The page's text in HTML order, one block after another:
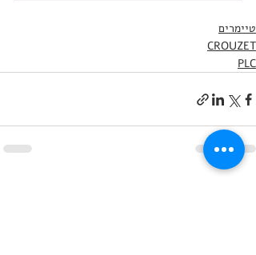
טיימרים
CROUZET
PLC